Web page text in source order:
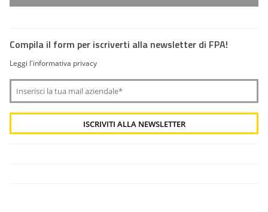
Compila il form per iscriverti alla newsletter di FPA!
Leggi l'informativa privacy